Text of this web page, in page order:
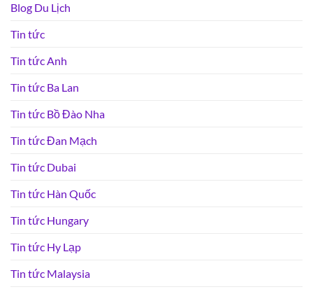
Blog Du Lịch
Tin tức
Tin tức Anh
Tin tức Ba Lan
Tin tức Bồ Đào Nha
Tin tức Đan Mạch
Tin tức Dubai
Tin tức Hàn Quốc
Tin tức Hungary
Tin tức Hy Lạp
Tin tức Malaysia